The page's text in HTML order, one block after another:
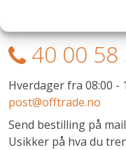
40 00 58
Hverdager fra 08:00 -
post@offtrade.no
Send bestilling på
Usikker på hva du